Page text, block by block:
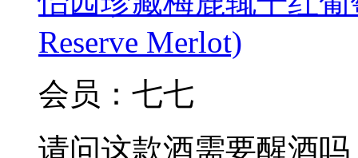
Reserve Merlot)
会员：七七
请问这款酒需要醒酒